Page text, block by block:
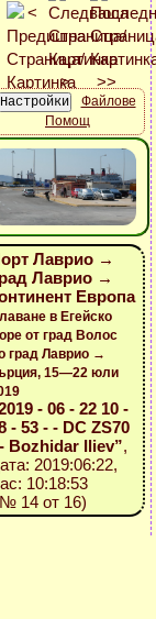
Файлове
Помощ
Лаврио →
Лаврио →
Европа
в Егейско
от град Волос
град Лаврио →
15—22 юли
- 06 - 22 10 -
- 53 - - DC ZS70
Bozhidar Iliev”,
2019:06:22,
10:18:53
14 от 16)